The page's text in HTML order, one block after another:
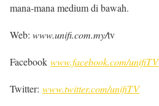
mana-mana medium di bawah.
Web: www.unifi.com.my/tv
Facebook www.facebook.com/unifiTV
Twitter: www.twitter.com/unifiTV